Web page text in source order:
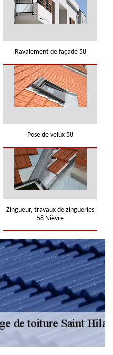
Ravalement de façade 58
Pose de velux 58
Zingueur, travaux de zingueries
58 Nièvre